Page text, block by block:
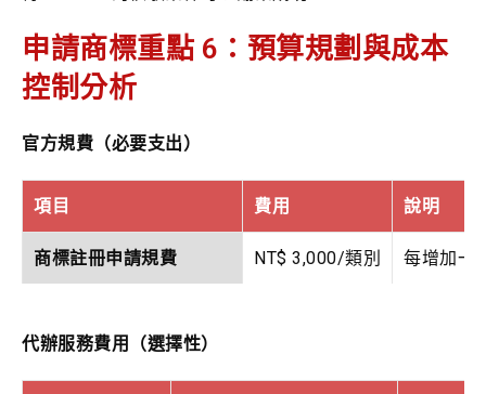
申請商標重點 6：預算規劃與成本
控制分析
官方規費（必要支出）
項目 費用 說明
商標註冊申請規費 NT$ 3,000/類別 每增加一
代辦服務費用（選擇性）